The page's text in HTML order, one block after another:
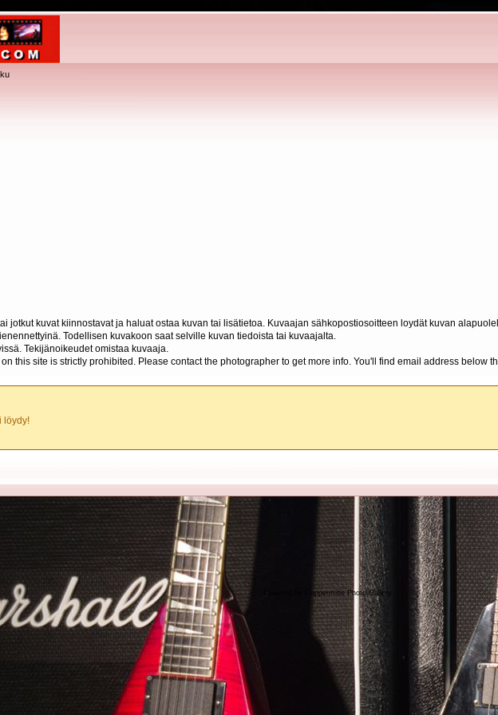
jotkut kuvat kiinnostavat ja haluat ostaa kuvan tai lisätietoa. Kuvaajan sähkopostiosoitteen loydät kuvan
Todellisen kuvakoon saat selville kuvan tiedoista tai kuvaajalta.
Tekijänoikeudet omistaa kuvaaja.
this site is strictly prohibited. Please contact the photographer to get more info. You'll find email address below
löydy!
Powered by Coppermine Photo Gallery